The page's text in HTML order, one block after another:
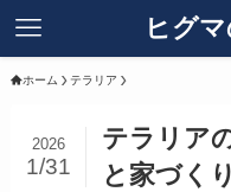
ヒグ
ホーム テラリア
テラリア
と家づく
2026
1/31